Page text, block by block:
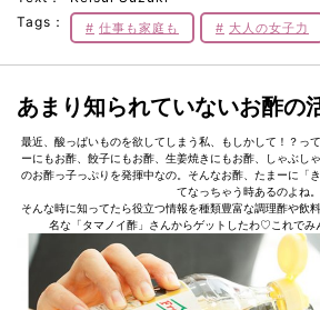
Tags：
仕事も家庭も 大人の女子力
あまり知られていないお酢の
最近、酸っぱいものを欲してしまう私、もしかして！？っ
ーにもお酢、餃子にもお酢、生姜焼きにもお酢、しゃぶし
のお酢っ子っぷりを発揮中なの。そんなお酢、たまーに「
てなっちゃう時あるのよね。
そんな時に知ってたら役立つ情報を種類豊富な調理酢や飲
名な「タマノイ酢」さんからゲットしたわ♡これでみ